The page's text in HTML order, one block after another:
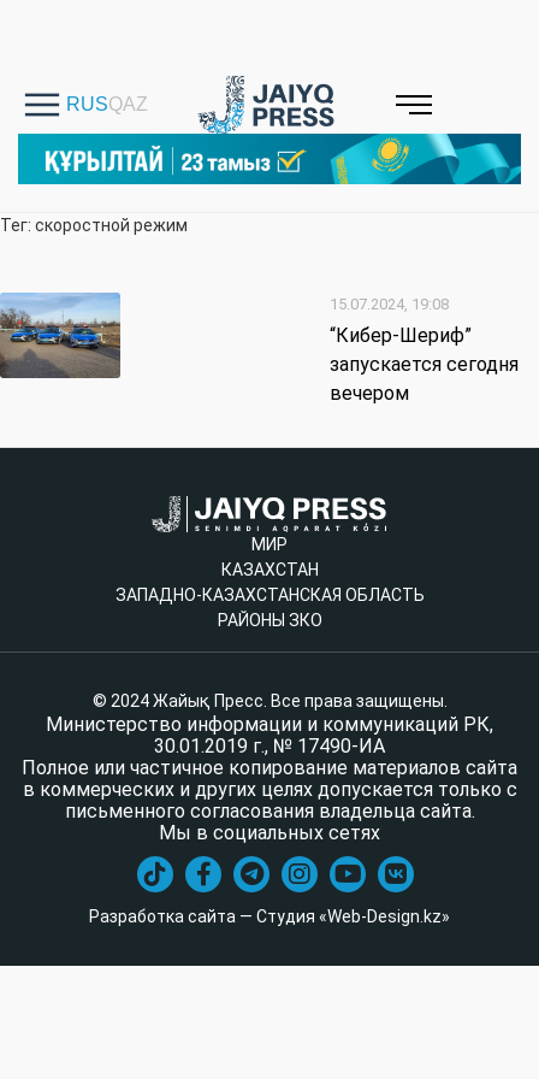
Тег: скоростной режим
15.07.2024, 19:08
“Кибер-Шериф”
запускается сегодня
вечером
МИР
КАЗАХСТАН
ЗАПАДНО-КАЗАХСТАНСКАЯ ОБЛАСТЬ
РАЙОНЫ ЗКО
© 2024 Жайық Пресс. Все права защищены.
Министерство информации и коммуникаций РК,
30.01.2019 г., № 17490-ИА
Полное или частичное копирование материалов сайта
в коммерческих и других целях допускается только с
письменного согласования владельца сайта.
Мы в социальных сетях
Разработка сайта — Студия «Web-Design.kz»